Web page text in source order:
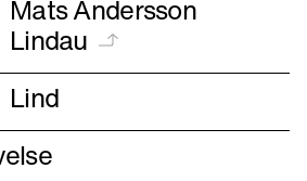
Mats Andersson
Lindau
Lind